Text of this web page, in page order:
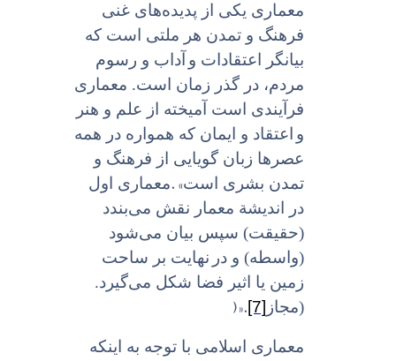
معماری یکى از پدیده‌هاى غنى
فرهنگ و تمدن هر ملتى است که
بیانگر اعتقادات و آداب و رسوم
مردم، در گذر زمان است. معمارى
فرآیندى است آمیخته از علم و هنر
و اعتقاد و ایمان که همواره در همه
عصرها زبان گویایى از فرهنگ و
تمدن بشرى است. «معمارى اول
در اندیشة معمار نقش می‌بندد
(حقیقت) سپس بیان می‌شود
(واسطه) و در نهایت بر ساحت
زمین یا اثیر فضا شکل می‌گیرد.
(مجاز
)».[7]
معماری اسلامى با توجه به اینکه